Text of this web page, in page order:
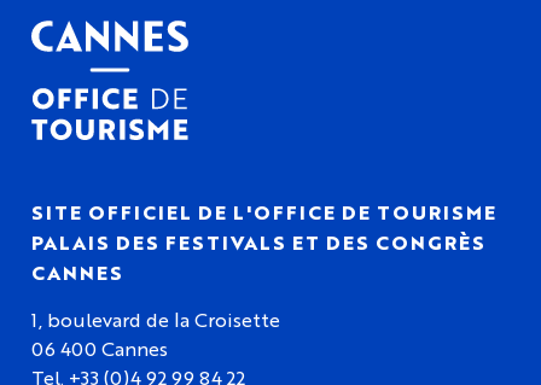
SITE OFFICIEL DE L'OFFICE DE TOURISME
PALAIS DES FESTIVALS ET DES CONGRÈS
CANNES
1, boulevard de la Croisette
06 400 Cannes
Tel. +33 (0)4 92 99 84 22